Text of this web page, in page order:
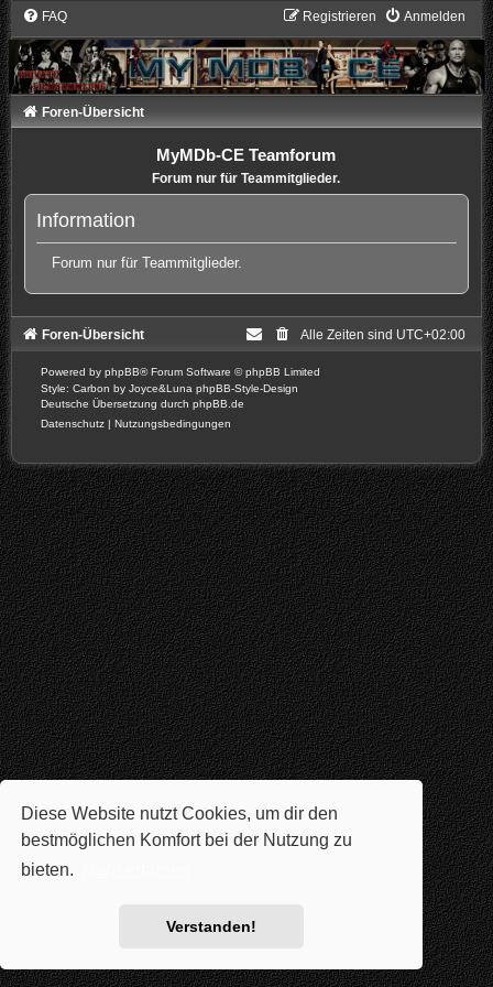
Diese Website nutzt Cookies, um dir den
bestmöglichen Komfort bei der Nutzung zu
bieten.
Verstanden!
FAQ Anmelden
Registrieren
Foren-Übersicht
MyMDb-CE Teamforum
Forum nur für Teammitglieder.
Information
Forum nur für Teammitglieder.
Foren-Übersicht Alle Zeiten sind UTC+02:00
Powered by phpBB® Forum Software © phpBB Limited
Style: Carbon by Joyce&Luna phpBB-Style-Design
Deutsche Übersetzung durch phpBB.de
Datenschutz | Nutzungsbedingungen